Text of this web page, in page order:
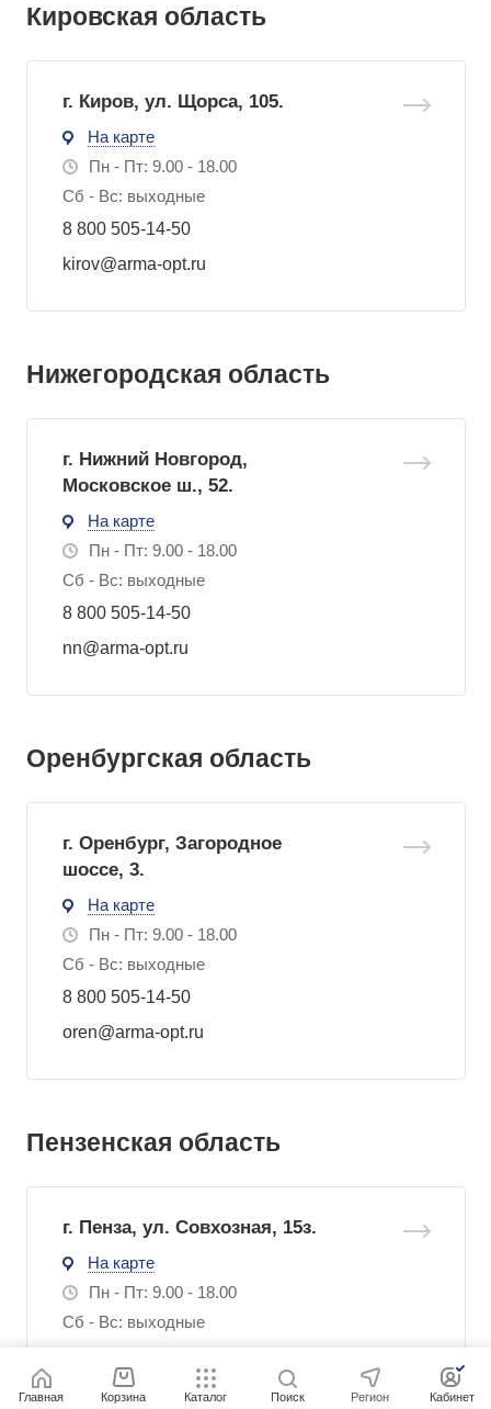
Кировская область
г. Киров, ул. Щорса, 105.
На карте
Пн - Пт: 9.00 - 18.00
Сб - Вс: выходные
8 800 505-14-50
kirov@arma-opt.ru
Нижегородская область
г. Нижний Новгород,
Московское ш., 52.
На карте
Пн - Пт: 9.00 - 18.00
Сб - Вс: выходные
8 800 505-14-50
nn@arma-opt.ru
Оренбургская область
г. Оренбург, Загородное
шоссе, 3.
На карте
Пн - Пт: 9.00 - 18.00
Сб - Вс: выходные
8 800 505-14-50
oren@arma-opt.ru
Пензенская область
г. Пенза, ул. Совхозная, 15з.
На карте
Пн - Пт: 9.00 - 18.00
Сб - Вс: выходные
penza@arma-opt.ru
Главная Корзина Каталог Поиск Регион Кабинет